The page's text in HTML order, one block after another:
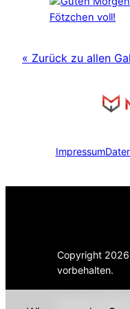
« Zurück zu allen
Impressum
Copyright 2026
vorbehalten.